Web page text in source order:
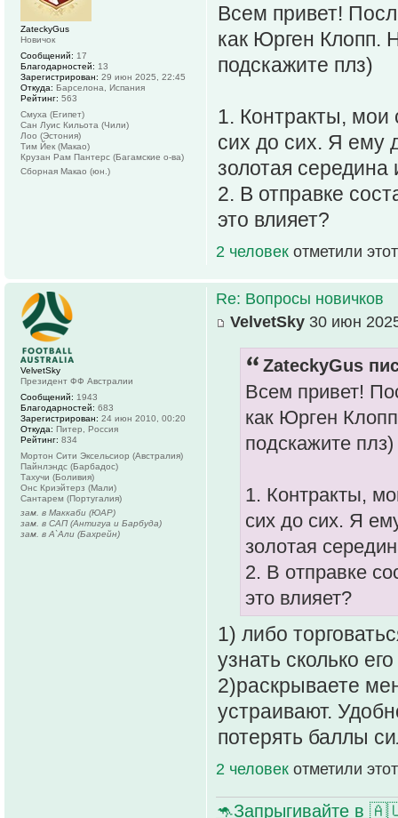
Всем привет!
как Юрген Клопп.
подскажите плз)
1. Контракты, мои
сих до сих. Я ему
золотая середина
2. В отправке
это влияет?
2 человек отметили
ZateckyGus
Новичок
Сообщений: 17
Благодарностей: 13
Зарегистрирован: 29 июн 2025, 22:45
Откуда: Барселона, Испания
Рейтинг: 563
Смуха (Египет)
Сан Луис Кильота (Чили)
Лоо (Эстония)
Тим Йек (Макао)
Крузан Рам Пантерс (Багамские о-ва)
Сборная Макао (юн.)
Re: Вопросы новичков
VelvetSky 30 июн
ZateckyGus
Всем привет!
как Юрген
подскажите плз)
1. Контракты,
сих до сих. Я
золотая
2. В отправке
это влияет?
1) либо
узнать сколько
2)раскрываете
устраивают.
потерять баллы
2 человек отметили
🦘Запрыгивайте в
VelvetSky
Президент ФФ Австралии
Сообщений: 1943
Благодарностей: 683
Зарегистрирован: 24 июн 2010, 00:20
Откуда: Питер, Россия
Рейтинг: 834
Мортон Сити Эксельсиор (Австралия)
Пайнлэндс (Барбадос)
Тахучи (Боливия)
Онс Криэйтерз (Мали)
Сантарем (Португалия)
зам. в Маккаби (ЮАР)
зам. в САП (Антигуа и Барбуда)
зам. в А`Али (Бахрейн)